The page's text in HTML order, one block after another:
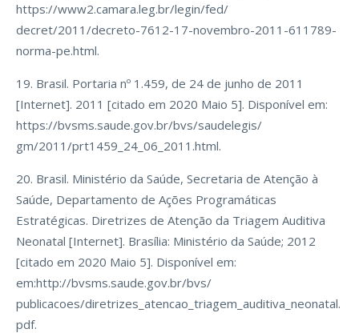
https://www2.camara.leg.br/legin/fed/
decret/2011/decreto-7612-17-novembro-2011-611789-
norma-pe.html.
19. Brasil. Portaria nº 1.459, de 24 de junho de 2011
[Internet]. 2011 [citado em 2020 Maio 5]. Disponível em:
https://bvsms.saude.gov.br/bvs/saudelegis/
gm/2011/prt1459_24_06_2011.html.
20. Brasil. Ministério da Saúde, Secretaria de Atenção à
Saúde, Departamento de Ações Programáticas
Estratégicas. Diretrizes de Atenção da Triagem Auditiva
Neonatal [Internet]. Brasília: Ministério da Saúde; 2012
[citado em 2020 Maio 5]. Disponível em:
em:http://bvsms.saude.gov.br/bvs/
publicacoes/diretrizes_atencao_triagem_auditiva_neonatal.
pdf.